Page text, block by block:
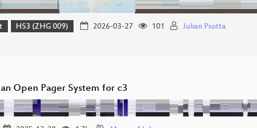
HS3 (ZHG 009) 2026-03-27 101 Julian Psotta
Open Pager System for c3